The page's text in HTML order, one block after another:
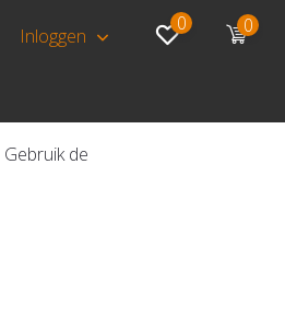
Inloggen
0 0
Gebruik de